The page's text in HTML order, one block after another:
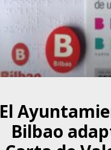
El
Bilbao